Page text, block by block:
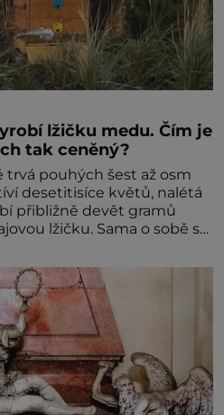
lžičku medu. Čím je
tak ceněný?
trvá pouhých šest až osm
desetitisíce květů, nalétá
přibližně devět gramů
lžičku. Sama o sobě se
svého včelstva,
organismů